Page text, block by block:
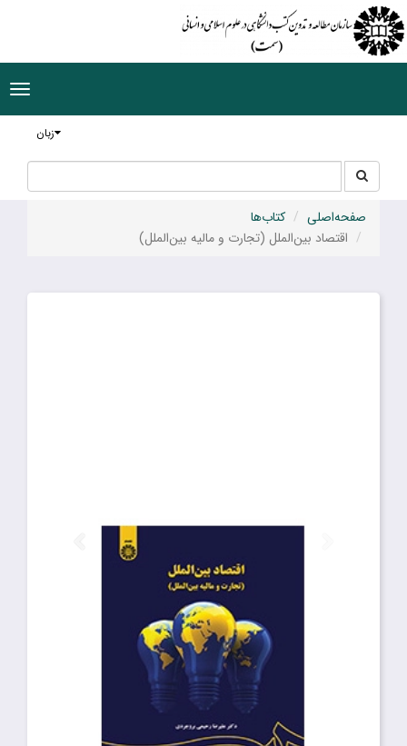
زبان
جستجو
در
سایت
صفحه‌اصلی
کتاب‌ها
اقتصاد بین‌الملل (تجارت و مالیه بین‌الملل)